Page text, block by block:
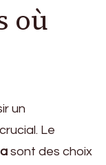
où
un
Le
sont des choix